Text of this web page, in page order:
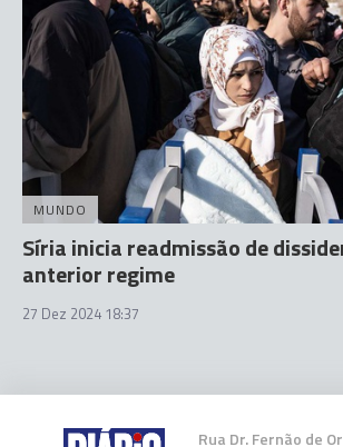
MUNDO
Síria inicia readmissão de
anterior regime
27 Dez 2024 18:37
Rua Dr. Fernão de